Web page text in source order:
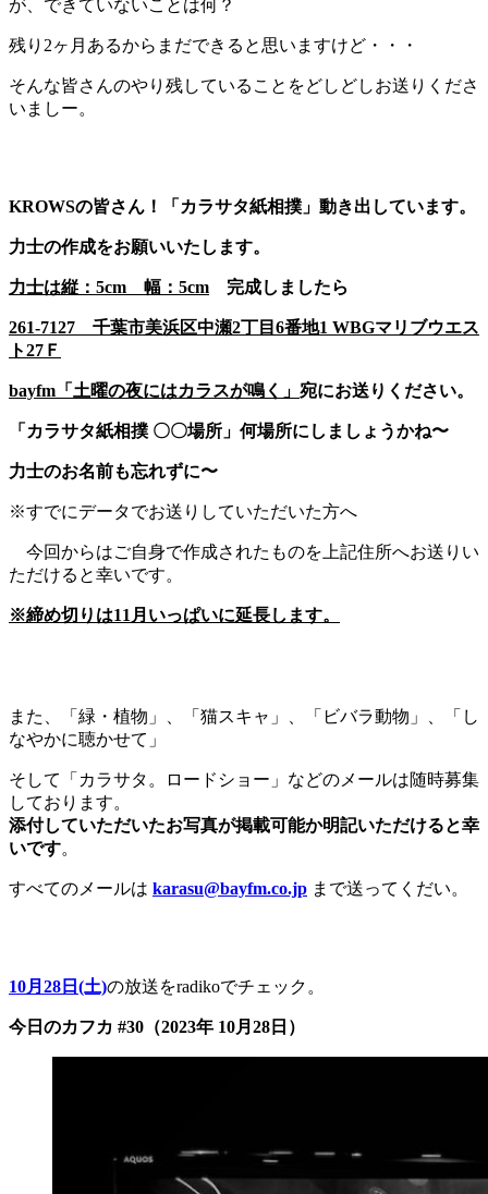
が、できていないことは何？
残り2ヶ月あるからまだできると思いますけど・・・
そんな皆さんのやり残していることをどしどしお送りくださ
いましー。
KROWSの皆さん！「カラサタ紙相撲」動き出しています。
力士の作成をお願いいたします。
力士は縦：5cm 幅： 5cm 完成しましたら
261-7127 千葉市美浜区中瀬2丁目6番地1 WBGマリブウエス
ト27Ｆ
bayfm「土曜の夜にはカラスが鳴く」 宛にお送りください。
「カラサタ紙相撲 〇〇場所」何場所にしましょうかね〜
力士のお名前も忘れずに〜
※すでにデータでお送りしていただいた方へ
今回からはご自身で作成されたものを上記住所へお送りい
ただけると幸いです。
※締め切りは11月いっぱいに延長します。
また、「緑・植物」、「猫スキャ」、「ビバラ動物」、「し
なやかに聴かせて」
そして「カラサタ。ロードショー」などのメールは随時募集
しております。
添付していただいたお写真が掲載可能か明記いただけると幸
いです。
すべてのメールは karasu@bayfm.co.jp まで送ってくだい。
10月28日(土)の放送をradikoでチェック。
今日のカフカ #30（2023年 10月28日）